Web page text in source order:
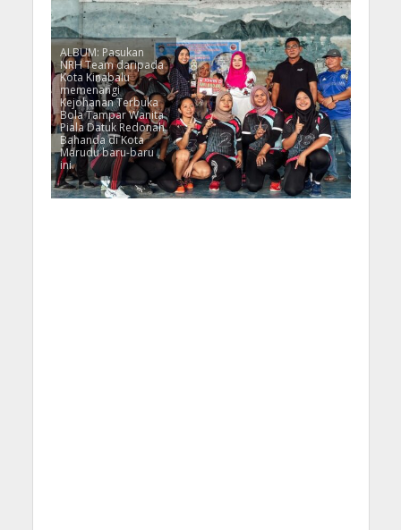
ALBUM: Pasukan
NRH Team daripada
Kota Kinabalu
memenangi
Kejohanan Terbuka
Bola Tampar Wanita
Piala Datuk Redonah
Bahanda di Kota
Marudu baru-baru
ini.